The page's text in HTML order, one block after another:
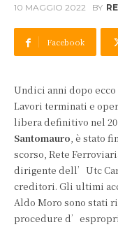
10 MAGGIO 2022 BY
Facebook
Undici anni dopo
Lavori terminati e
libera definitivo nel
Santomauro, è stato
scorso, Rete
dirigente dell’Utc
creditori. Gli ultimi
Aldo Moro sono stati
procedure